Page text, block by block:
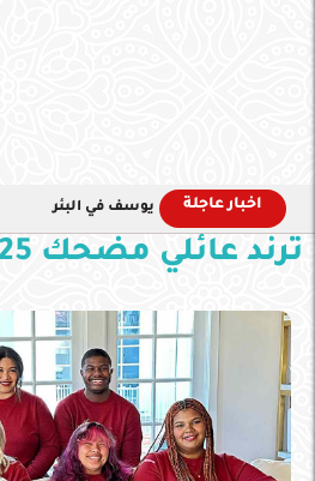
اخبار عاجلة يوسف في البئر
ترند عائلي مضحك 2025